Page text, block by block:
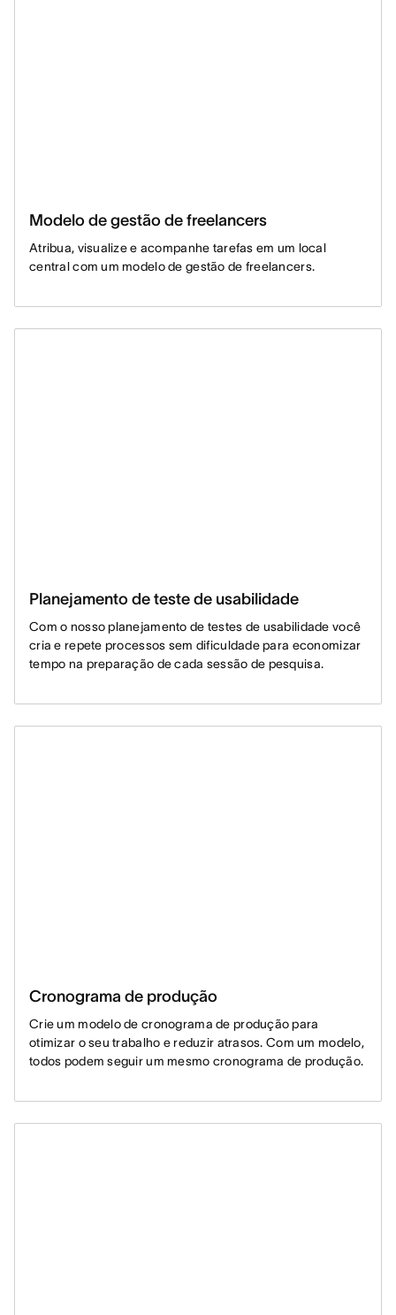
Modelo de gestão de freelancers
Atribua, visualize e acompanhe tarefas em um local
central com um modelo de gestão de freelancers.
Planejamento de teste de usabilidade
Com o nosso planejamento de testes de usabilidade você
cria e repete processos sem dificuldade para economizar
tempo na preparação de cada sessão de pesquisa.
Cronograma de produção
Crie um modelo de cronograma de produção para
otimizar o seu trabalho e reduzir atrasos. Com um modelo,
todos podem seguir um mesmo cronograma de produção.